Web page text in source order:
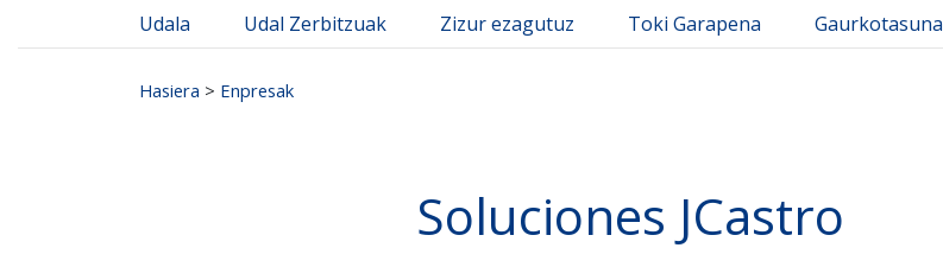
Udala Udal Zerbitzuak Zizur ezagutuz Toki Garapena Gaurkotasuna
Hasiera > Enpresak
Soluciones JCastro